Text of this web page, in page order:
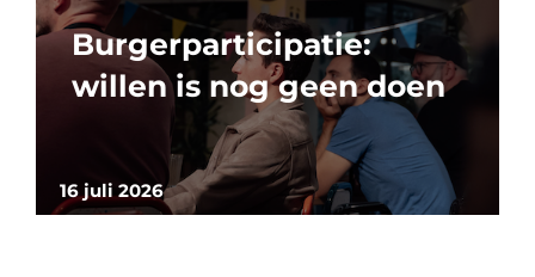
16 juli 2026
Burgerparticipatie:
willen is nog geen doen